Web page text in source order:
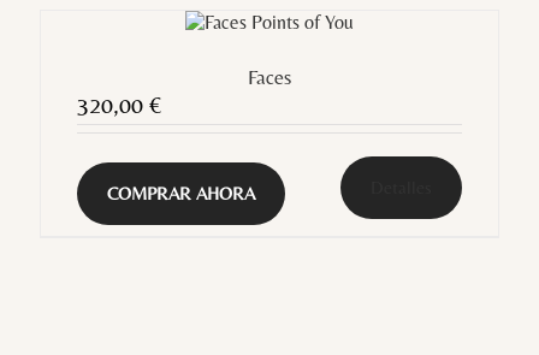
Faces
320,00 €
COMPRAR AHORA